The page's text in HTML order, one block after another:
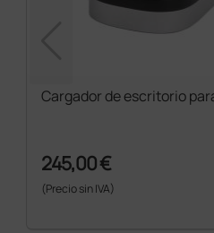
Cargador de escritorio
245,00 €
(Precio sin IVA)